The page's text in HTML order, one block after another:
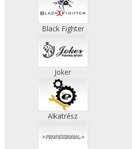
Black Fighter
Joker
Alkatrész